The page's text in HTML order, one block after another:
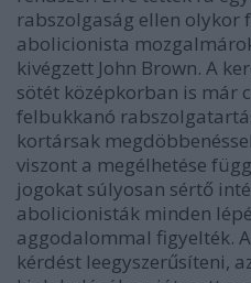
rabszolgaság ellen olykor
abolicionista
kivégzett John Brown. A
sötét középkorban is már
felbukkanó
kortársak
viszont a megélhetése
jogokat súlyosan sértő
abolicionisták minden
aggodalommal figyelték.
kérdést leegyszerűsíteni,